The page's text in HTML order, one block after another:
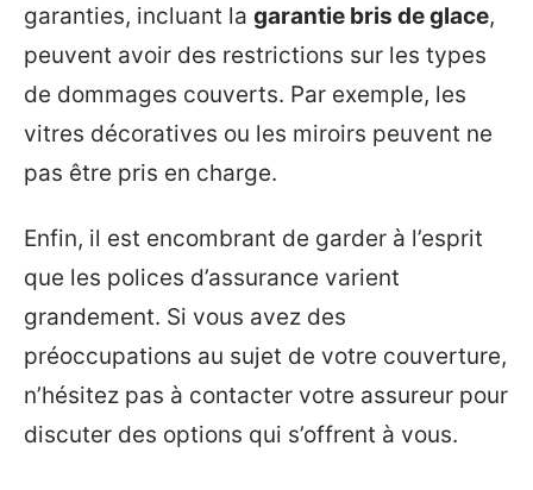
garanties, incluant la garantie bris de glace,
peuvent avoir des restrictions sur les types
de dommages couverts. Par exemple, les
vitres décoratives ou les miroirs peuvent ne
pas être pris en charge.
Enfin, il est encombrant de garder à l’esprit
que les polices d’assurance varient
grandement. Si vous avez des
préoccupations au sujet de votre couverture,
n’hésitez pas à contacter votre assureur pour
discuter des options qui s’offrent à vous.